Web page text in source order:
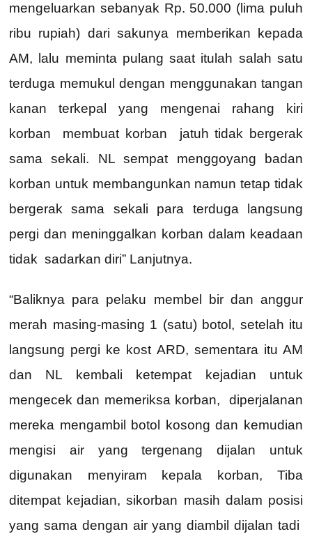
mengeluarkan sebanyak Rp. 50.000 (lima puluh
ribu rupiah) dari sakunya memberikan kepada
AM, lalu meminta pulang saat itulah salah satu
terduga memukul dengan menggunakan tangan
kanan terkepal yang mengenai rahang kiri
korban membuat korban jatuh tidak bergerak
sama sekali. NL sempat menggoyang badan
korban untuk membangunkan namun tetap tidak
bergerak sama sekali para terduga langsung
pergi dan meninggalkan korban dalam keadaan
tidak sadarkan diri” Lanjutnya.
“Baliknya para pelaku membel bir dan anggur
merah masing-masing 1 (satu) botol, setelah itu
langsung pergi ke kost ARD, sementara itu AM
dan NL kembali ketempat kejadian untuk
mengecek dan memeriksa korban, diperjalanan
mereka mengambil botol kosong dan kemudian
mengisi air yang tergenang dijalan untuk
digunakan menyiram kepala korban, Tiba
ditempat kejadian, sikorban masih dalam posisi
yang sama dengan air yang diambil dijalan tadi